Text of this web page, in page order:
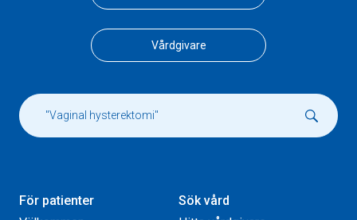
Vårdgivare
För patienter
Sök vård